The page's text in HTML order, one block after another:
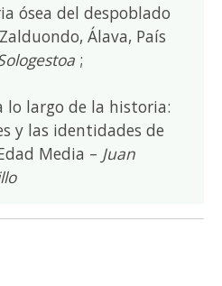
ósea del despoblado
Álava, País
;
lo largo de la historia:
y las identidades de
Media – Juan